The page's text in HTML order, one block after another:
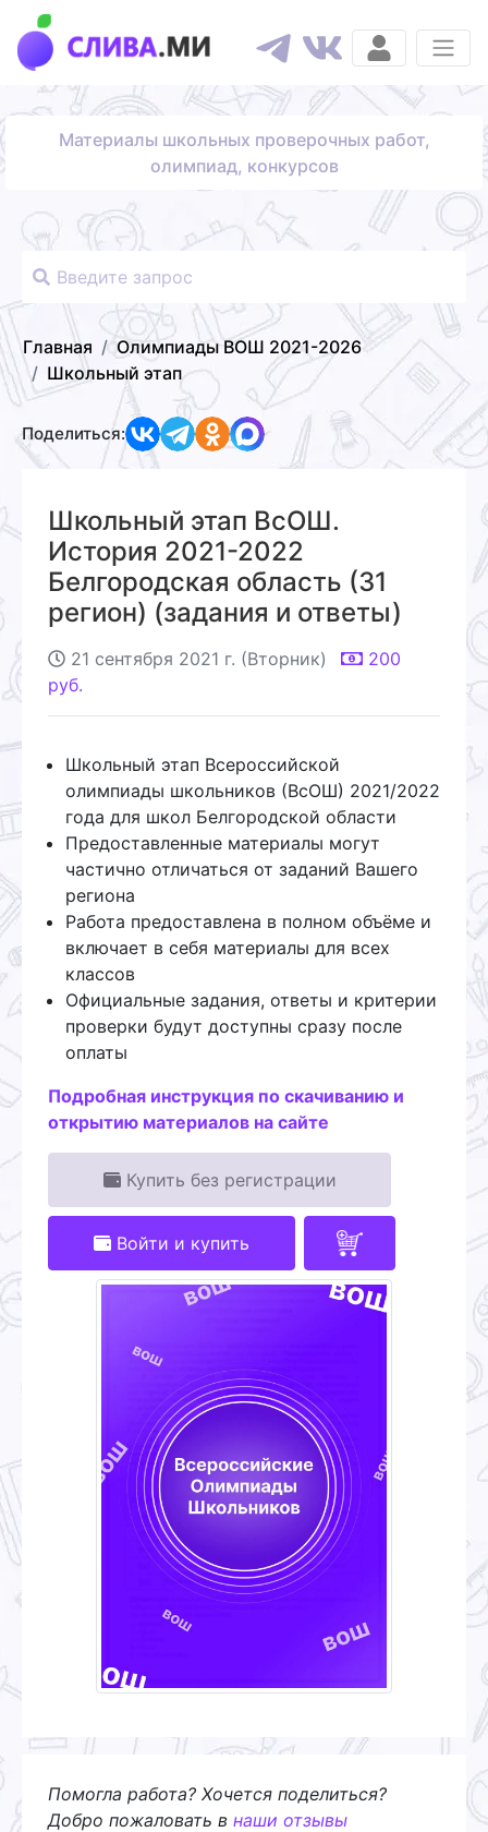
Материалы школьных проверочных работ,
олимпиад, конкурсов
Главная
Олимпиады ВОШ 2021-2026
Школьный этап
Поделиться:
Школьный этап ВсОШ.
История 2021-2022
Белгородская область (31
регион) (задания и ответы)
21 сентября 2021 г. (Вторник)
200
руб.
Школьный этап Всероссийской
олимпиады школьников (ВсОШ) 2021/2022
года для школ Белгородской области
Предоставленные материалы могут
частично отличаться от заданий Вашего
региона
Работа предоставлена в полном объёме и
включает в себя материалы для всех
классов
Официальные задания, ответы и критерии
проверки будут доступны сразу после
оплаты
Подробная инструкция по скачиванию и
открытию материалов на сайте
Купить без регистрации
Войти и купить
Помогла работа? Хочется поделиться?
Добро пожаловать в наши отзывы